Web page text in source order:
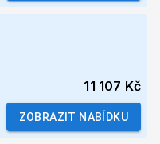
11 107 Kč
ZOBRAZIT NABÍDKU